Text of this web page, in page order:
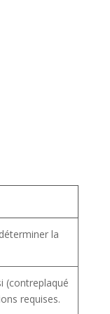
la
(contreplaqué
requises.